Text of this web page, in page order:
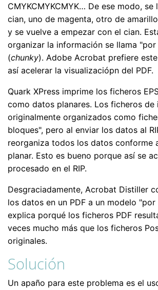
CMYKCMYKCMYK… De ese modo, se
cian, uno de magenta, otro de
y se vuelve a empezar con el cian.
organizar la información se llama
(chunky). Adobe Acrobat prefiere
así acelerar la visualizaciópn del PDF.
Quark XPress imprime los ficheros
como datos planares. Los ficheros de
originalmente organizados como
bloques", pero al enviar los datos al
reorganiza todos los datos conforme
planar. Esto es bueno porque así se
procesado en el RIP.
Desgraciadamente, Acrobat Distiller
los datos en un PDF a un modelo "por
explica porqué los ficheros PDF
veces mucho más que los ficheros
originales.
Solución
Un apaño para este problema es el